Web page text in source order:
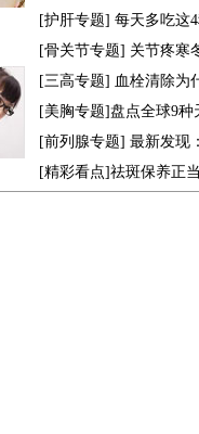
[护肝专题] 每天多吃这
[骨关节专题] 关节疼寒
[三高专题] 血栓清除为
[美胸专题]盘点全球9种
[前列腺专题] 最新发现
[精彩看点]祛斑保养正